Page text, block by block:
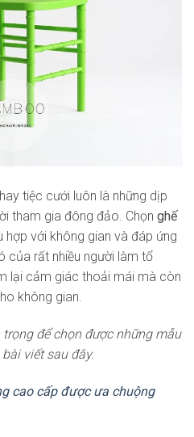
tiệc cưới luôn là những dịp
tham gia đông đảo. Chọn ghế
hợp với không gian và đáp ứng
của rất nhiều người làm tổ
lại cảm giác thoải mái mà còn
không gian.
để chọn được những mẫu
viết sau đây.
cao cấp được ưa chuộng